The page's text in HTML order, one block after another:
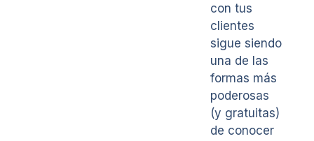
con tus
clientes
sigue siendo
una de las
formas más
poderosas
(y gratuitas)
de conocer